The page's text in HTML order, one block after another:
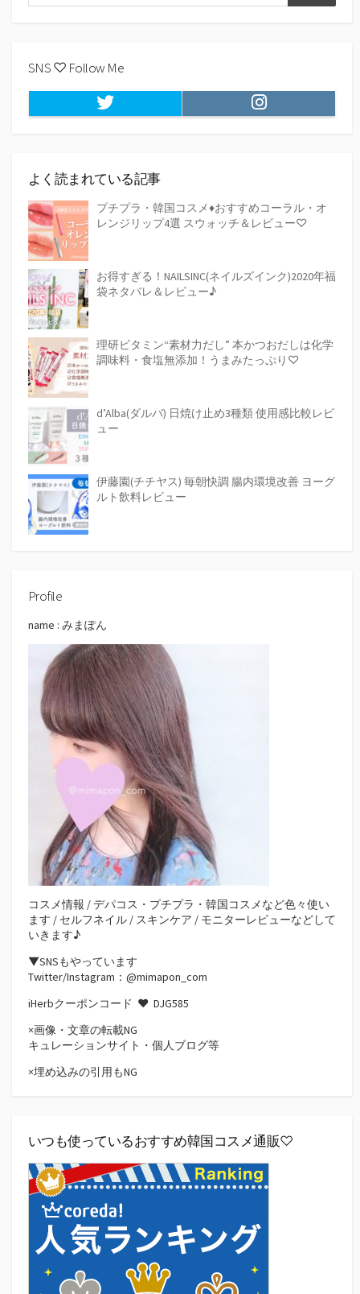
索
SNS ♡ Follow Me
Twitter Instagram
よく読まれている記事
プチプラ・韓国コスメ♦おすすめコーラル・オ
レンジリップ4選 スウォッチ＆レビュー♡
お得すぎる！NAILSINC(ネイルズインク)2020年福
袋ネタバレ＆レビュー♪
理研ビタミン“素材力だし” 本かつおだしは化学
調味料・食塩無添加！うまみたっぷり♡
d’Alba(ダルバ) 日焼け止め3種類 使用感比較レビ
ュー
伊藤園(チチヤス) 毎朝快調 腸内環境改善 ヨーグ
ルト飲料レビュー
Profile
name : みまぽん
コスメ情報 / デパコス・プチプラ・韓国コスメなど色々使い
ます / セルフネイル / スキンケア / モニターレビューなどして
いきます♪
▼SNSもやっています
Twitter/Instagram：@mimapon_com
iHerbクーポンコード ♥ DJG585
×画像・文章の転載NG
キュレーションサイト・個人ブログ等
×埋め込みの引用もNG
いつも使っているおすすめ韓国コスメ通販♡